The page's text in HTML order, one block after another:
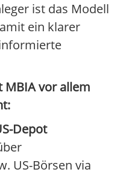
ist das Modell
ein klarer
MBIA vor allem
Depot
US-Börsen via